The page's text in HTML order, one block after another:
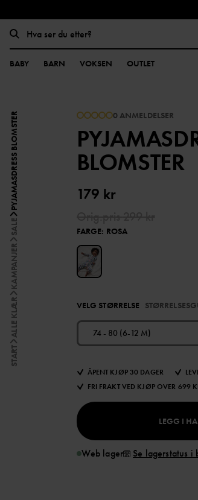
BABY BARN VOKSEN OUTLET
START
ALLE KLÆR
KAMPANJER
SALE
PYJAMASDRESS BLOMSTER 0 ANMELDELSER
BLOMSTER
179 kr
FARGE: ROSA
VELG STØRRELSE
74 - 80 (6-12 M)
ÅPENT KJØP 30 DAGER
FRI FRAKT VED KJØP OVER 699
LEGG I
Web lager Se lagerstatus i